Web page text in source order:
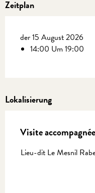
Zeitplan
der 15 August 2026
14:00 Um 19:00
Lokalisierung
Visite
Lieu-dit Le Mesnil